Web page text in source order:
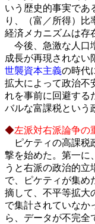
いう歴史的事実であ
り、（富／所得）比
経済メカニズムは存
今後、急激な人口
成長が再現されない
世襲資本主義の時代
拡大によって政治不
れを事前に回避する
バルな富課税という
◆左派対右派論争の
ピケティの高課税
撃を始めた。第一に
うと右派の政治的立
で、ピケティが集め
摘して、不平等拡大
で集計されていなか
ら、データが不完全